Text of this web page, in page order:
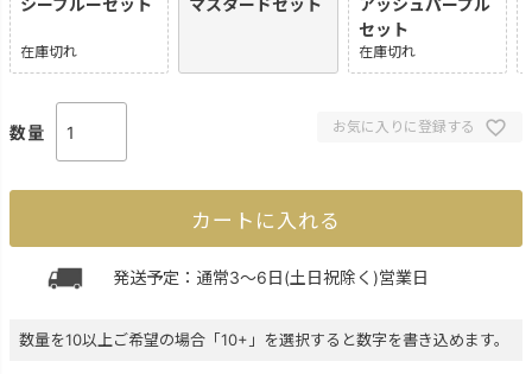
シーブルーセット
在庫切れ
マスタードセット
アッシュパープル
セット
在庫切れ
お気に入りに登録する
カートに入れる
発送予定：通常3～6日(土日祝除く)営業日
数量を10以上ご希望の場合「10+」を選択すると数字を書き込めます。